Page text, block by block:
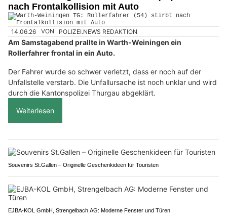
nach Frontalkollision mit Auto
14.06.26 VON POLIZEI.NEWS REDAKTION
Am Samstagabend prallte in Warth-Weiningen ein
Rollerfahrer frontal in ein Auto.
Der Fahrer wurde so schwer verletzt, dass er noch auf der
Unfallstelle verstarb. Die Unfallursache ist noch unklar und wird
durch die Kantonspolizei Thurgau abgeklärt.
Weiterlesen
Souvenirs St.Gallen – Originelle Geschenkideen für Touristen
EJBA-KOL GmbH, Strengelbach AG: Moderne Fenster und Türen